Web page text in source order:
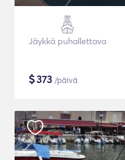
Jäykkä puhallettava
$373 /päivä